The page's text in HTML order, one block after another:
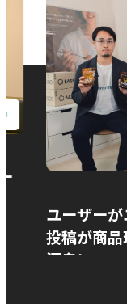
ユーザーが
投稿が商
源泉に